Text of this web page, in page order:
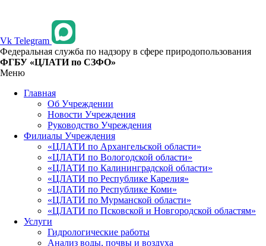
Vk Telegram
Федеральная служба по надзору в сфере природопользования
ФГБУ «ЦЛАТИ по СЗФО»
Меню
Главная
Об Учреждении
Новости Учреждения
Руководство Учреждения
Филиалы Учреждения
«ЦЛАТИ по Архангельской области»
«ЦЛАТИ по Вологодской области»
«ЦЛАТИ по Калининградской области»
«ЦЛАТИ по Республике Карелия»
«ЦЛАТИ по Республике Коми»
«ЦЛАТИ по Мурманской области»
«ЦЛАТИ по Псковской и Новгородской областям»
Услуги
Гидрологические работы
Анализ воды, почвы и воздуха